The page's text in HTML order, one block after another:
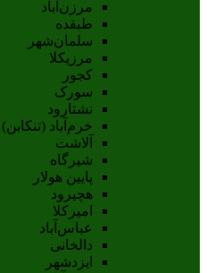
مرزن‌آباد
طبقده
سلمان‌شهر
مرزیکلا
کجور
سورک
نشتارود
خرم‌آباد (تنکابن)
آلاشت
شیرگاه
پایین هولار
هچیرود
امیرکلا
عباس‌آباد
دالخانی
ایزدشهر